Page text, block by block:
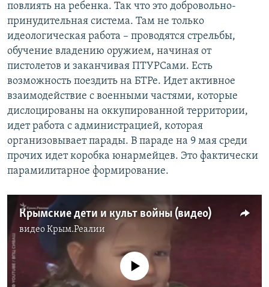
повлиять на ребенка. Так что это добровольно-
принудительная система. Там не только
идеологическая работа – проводятся стрельбы,
обучение владению оружием, начиная от
пистолетов и заканчивая ПТУРСами. Есть
возможность поездить на БТРе. Идет активное
взаимодействие с военными частями, которые
дислоцированы на оккупированной территории,
идет работа с администрацией, которая
организовывает парады. В параде на 9 мая среди
прочих идет коробка юнармейцев. Это фактически
парамилитарное формирование.
Крымские дети и культ войны (видео)
видеоКрым.Реалии
No media source currently available